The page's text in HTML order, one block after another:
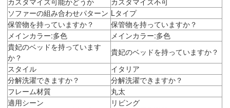
ソファーの組み合わせパターン Lタイプ
保管物を持っていますか？
保管物を持っていますか？
メインカラー:多色
メインカラー:多色
貴妃のベッドを持っています
か？
貴妃のベッドを持っていますか？
スタイル
イタリア
分解洗濯できますか？
分解洗濯できますか？
フレーム材質
丸太
適用シーン
リビング